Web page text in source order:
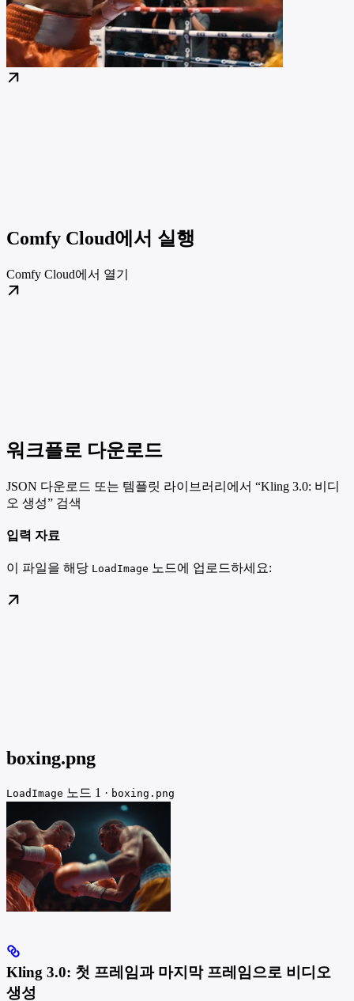
Comfy Cloud에서 실행
Comfy Cloud에서 열기
워크플로 다운로드
JSON 다운로드 또는 템플릿 라이브러리에서 “Kling 3.0: 비디
오 생성” 검색
입력 자료
이 파일을 해당 LoadImage 노드에 업로드하세요:
boxing.png
LoadImage 노드 1 · boxing.png
Kling 3.0: 첫 프레임과 마지막 프레임으로 비디오
생성